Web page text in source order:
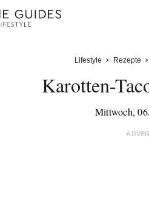
Lifestyle Rezepte
Karotten-
Mittwoch,